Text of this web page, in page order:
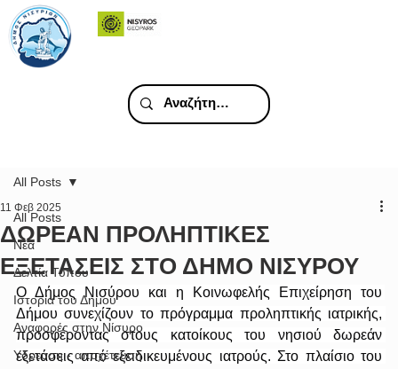
All Posts
Νέα
Δελτία Τύπου
Ιστορία του Δήμου
Αναφορές στην Νίσυρο
Υδρευση - αποχέτευση
All Posts
ΔΩΡΕΑΝ ΠΡΟΛΗΠΤΙΚΕΣ
ΕΞΕΤΑΣΕΙΣ ΣΤΟ ΔΗΜΟ ΝΙΣΥΡΟΥ
11 Φεβ 2025
Ο Δήμος Νισύρου και η Κοινωφελής Επιχείρηση του
Δήμου συνεχίζουν το πρόγραμμα προληπτικής ιατρικής,
προσφέροντας στους κατοίκους του νησιού δωρεάν
εξετάσεις από εξειδικευμένους ιατρούς. Στο πλαίσιο του